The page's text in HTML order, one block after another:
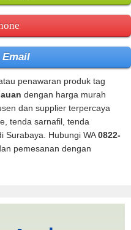
penawaran produk tag
dengan harga murah
dan supplier terpercaya
tenda sarnafil, tenda
Surabaya. Hubungi WA0822-
pemesanan dengan